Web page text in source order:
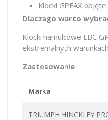
Klocki GPFAX
Dlaczego warto
Klocki hamulcowe EBC
ekstremalnych
Zastosowanie
Marka
TRIUMPH HINCKLEY